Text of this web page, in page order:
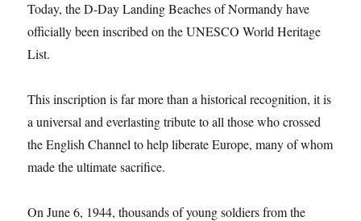
Today, the D-Day Landing Beaches of Normandy have
officially been inscribed on the UNESCO World Heritage
List.
This inscription is far more than a historical recognition, it is
a universal and everlasting tribute to all those who crossed
the English Channel to help liberate Europe, many of whom
made the ultimate sacrifice.
On June 6, 1944, thousands of young soldiers from the